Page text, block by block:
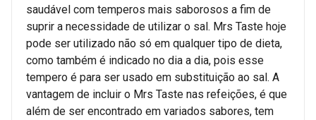
saudável com temperos mais saborosos a fim de
suprir a necessidade de utilizar o sal. Mrs Taste hoje
pode ser utilizado não só em qualquer tipo de dieta,
como também é indicado no dia a dia, pois esse
tempero é para ser usado em substituição ao sal. A
vantagem de incluir o Mrs Taste nas refeições, é que
além de ser encontrado em variados sabores, tem